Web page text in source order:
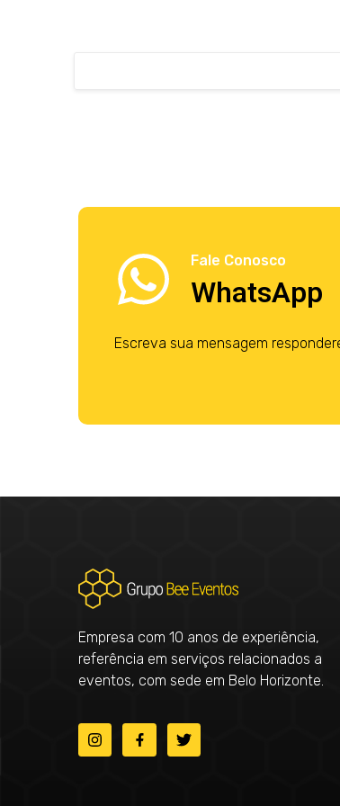
Fale Conosco
WhatsApp
Escreva sua mensagem
Empresa com 10 anos de experiência,
referência em serviços relacionados a
eventos, com sede em Belo Horizonte.